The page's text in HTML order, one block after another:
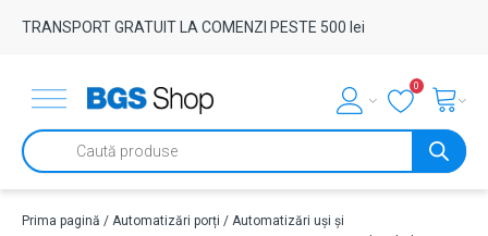
TRANSPORT GRATUIT LA COMENZI PESTE 500 lei
0
Products
search
Prima pagină / Automatizări porți / Automatizări uși și